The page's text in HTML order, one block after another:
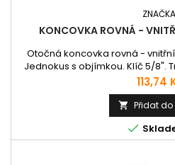
KONCOVKA ROVNÁ -
Otočná koncovka rovná - vnitřní
Jednokus s objímkou. Klíč 5/8".
mm.
Cena
113,74
 Přidat do
